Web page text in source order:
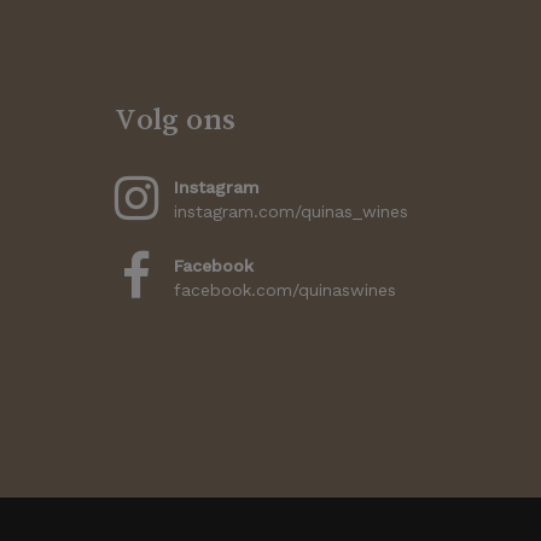
Volg ons
Instagram
instagram.com/quinas_wines
Facebook
facebook.com/quinaswines